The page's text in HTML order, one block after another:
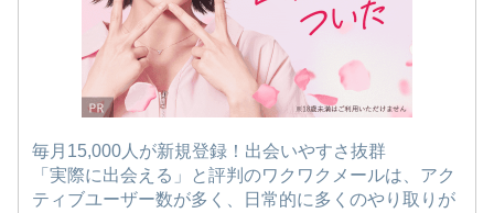
毎月15,000人が新規登録！出会いやすさ抜群
「実際に出会える」と評判のワクワクメールは、アク
ティブユーザー数が多く、日常的に多くのやり取りが